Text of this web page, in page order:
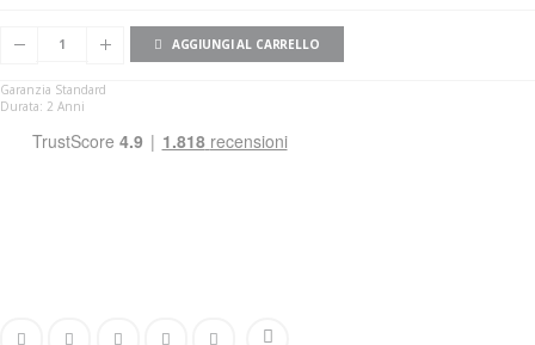
AGGIUNGI AL CARRELLO
Garanzia Standard
Durata: 2 Anni